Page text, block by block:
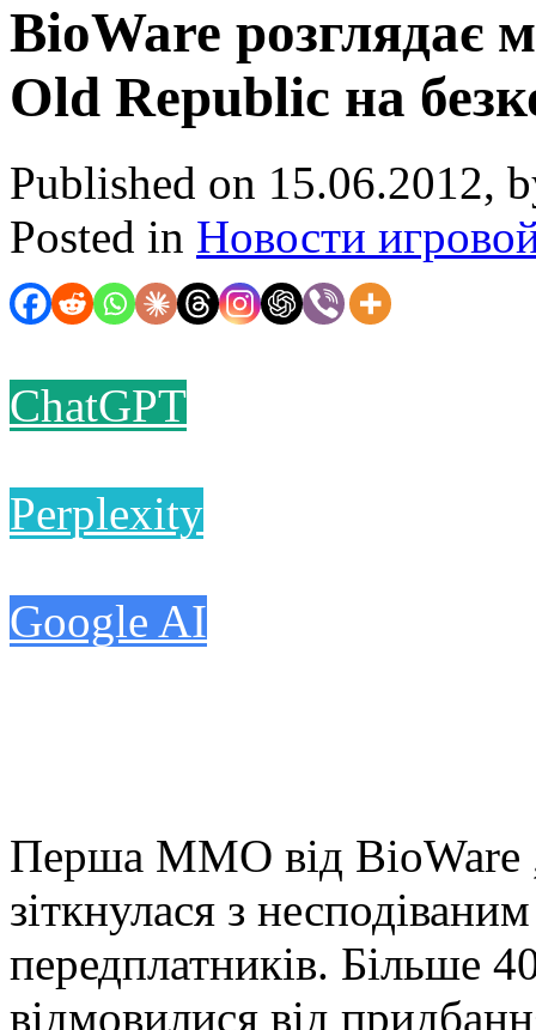
BioWare розглядає
Old Republic на
Published on 15.06.2012,
Posted in Новости
ChatGPT
Perplexity
Google AI
Перша ММО від BioWare
зіткнулася з
передплатників. Більше
відмовилися від